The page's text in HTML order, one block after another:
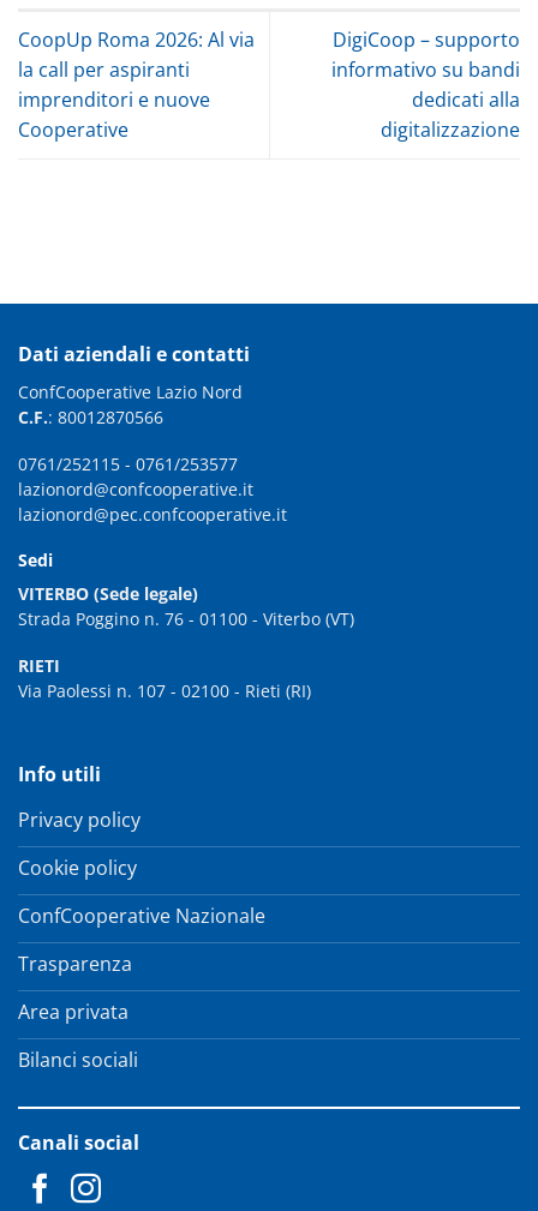
CoopUp Roma 2026: Al via
la call per aspiranti
imprenditori e nuove
Cooperative
DigiCoop – supporto
informativo su bandi
dedicati alla
digitalizzazione
Dati aziendali e contatti
ConfCooperative Lazio Nord
C.F.: 80012870566
0761/252115 - 0761/253577
lazionord@confcooperative.it
lazionord@pec.confcooperative.it
Sedi
VITERBO (Sede legale)
Strada Poggino n. 76 - 01100 - Viterbo (VT)
RIETI
Via Paolessi n. 107 - 02100 - Rieti (RI)
Info utili
Privacy policy
Cookie policy
ConfCooperative Nazionale
Trasparenza
Area privata
Bilanci sociali
Canali social